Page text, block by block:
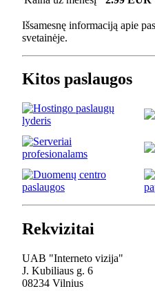
Išsamesnę informaciją apie
svetainėje.
Kitos paslaugos
Rekvizitai
UAB "Interneto vizija"
J. Kubiliaus g. 6
08234 Vilnius